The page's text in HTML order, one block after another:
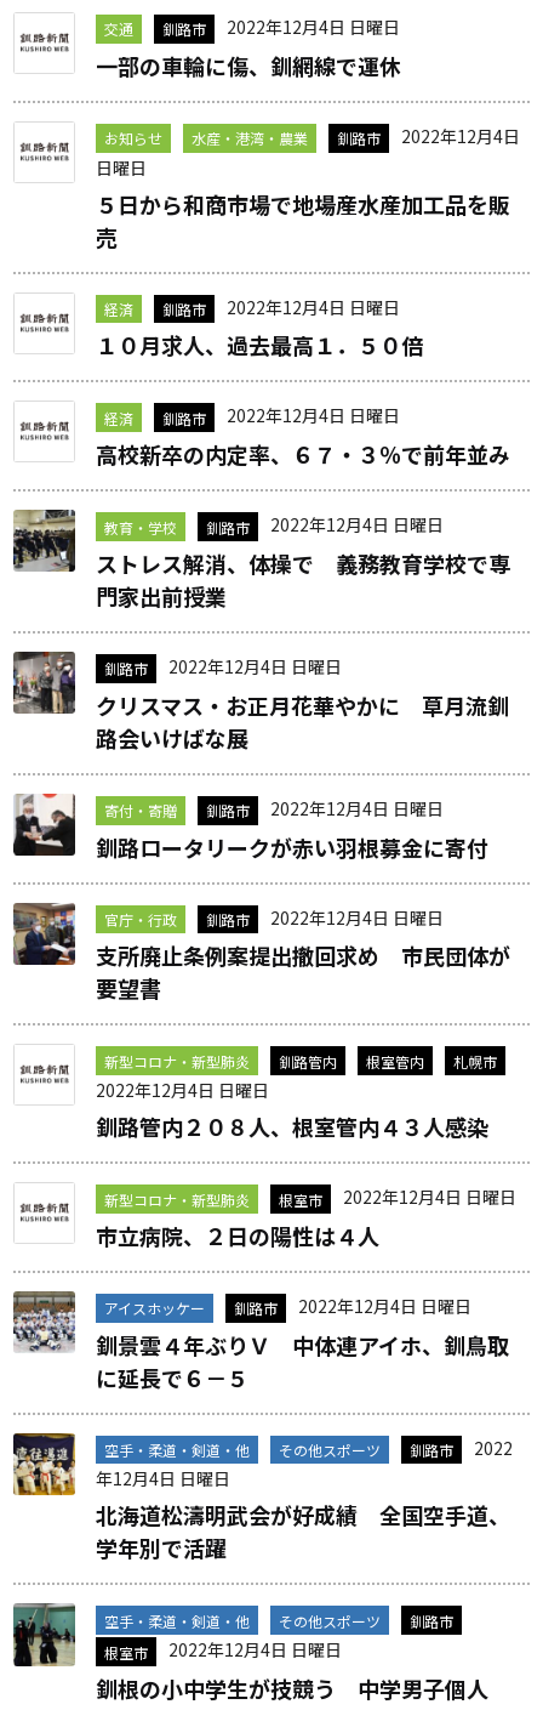
交通 釧路市 2022年12月4日 日曜日
一部の車輪に傷、釧網線で運休
お知らせ 水産・港湾・農業 釧路市
2022年12月4日
日曜日
５日から和商市場で地場産水産加工品を販
売
経済 釧路市 2022年12月4日 日曜日
１０月求人、過去最高１．５０倍
経済 釧路市 2022年12月4日 日曜日
高校新卒の内定率、６７・３％で前年並み
教育・学校 釧路市 2022年12月4日 日曜日
ストレス解消、体操で 義務教育学校で専
門家出前授業
釧路市 2022年12月4日 日曜日
クリスマス・お正月花華やかに 草月流釧
路会いけばな展
寄付・寄贈 釧路市 2022年12月4日 日曜日
釧路ロータリークが赤い羽根募金に寄付
官庁・行政 釧路市 2022年12月4日 日曜日
支所廃止条例案提出撤回求め 市民団体が
要望書
新型コロナ・新型肺炎 釧路管内 根室管内 札幌市
2022年12月4日 日曜日
釧路管内２０８人、根室管内４３人感染
新型コロナ・新型肺炎 根室市 2022年12月4日 日曜日
市立病院、２日の陽性は４人
アイスホッケー 釧路市 2022年12月4日 日曜日
釧景雲４年ぶりＶ 中体連アイホ、釧鳥取
に延長で６－５
空手・柔道・剣道・他 その他スポーツ 釧路市
2022
年12月4日 日曜日
北海道松濤明武会が好成績 全国空手道、
学年別で活躍
空手・柔道・剣道・他 その他スポーツ
釧路市
根室市
2022年12月4日 日曜日
釧根の小中学生が技競う 中学男子個人